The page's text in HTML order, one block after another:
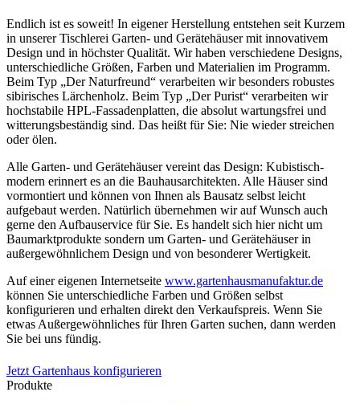
Endlich ist es soweit! In eigener Herstellung entstehen seit Kurzem
in unserer Tischlerei Garten- und Gerätehäuser mit innovativem
Design und in höchster Qualität. Wir haben verschiedene Designs,
unterschiedliche Größen, Farben und Materialien im Programm.
Beim Typ „Der Naturfreund“ verarbeiten wir besonders robustes
sibirisches Lärchenholz. Beim Typ „Der Purist“ verarbeiten wir
hochstabile HPL-Fassadenplatten, die absolut wartungsfrei und
witterungsbeständig sind. Das heißt für Sie: Nie wieder streichen
oder ölen.
Alle Garten- und Gerätehäuser vereint das Design: Kubistisch-
modern erinnert es an die Bauhausarchitekten. Alle Häuser sind
vormontiert und können von Ihnen als Bausatz selbst leicht
aufgebaut werden. Natürlich übernehmen wir auf Wunsch auch
gerne den Aufbauservice für Sie. Es handelt sich hier nicht um
Baumarktprodukte sondern um Garten- und Gerätehäuser in
außergewöhnlichem Design und von besonderer Wertigkeit.
Auf einer eigenen Internetseite www.gartenhausmanufaktur.de
können Sie unterschiedliche Farben und Größen selbst
konfigurieren und erhalten direkt den Verkaufspreis. Wenn Sie
etwas Außergewöhnliches für Ihren Garten suchen, dann werden
Sie bei uns fündig.
Jetzt Gartenhaus konfigurieren
Produkte